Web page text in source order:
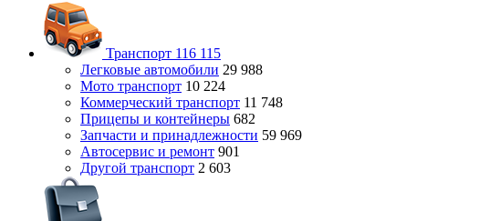
Транспорт 116 115
Легковые автомобили 29 988
Мото транспорт 10 224
Коммерческий транспорт 11 748
Прицепы и контейнеры 682
Запчасти и принадлежности 59 969
Автосервис и ремонт 901
Другой транспорт 2 603